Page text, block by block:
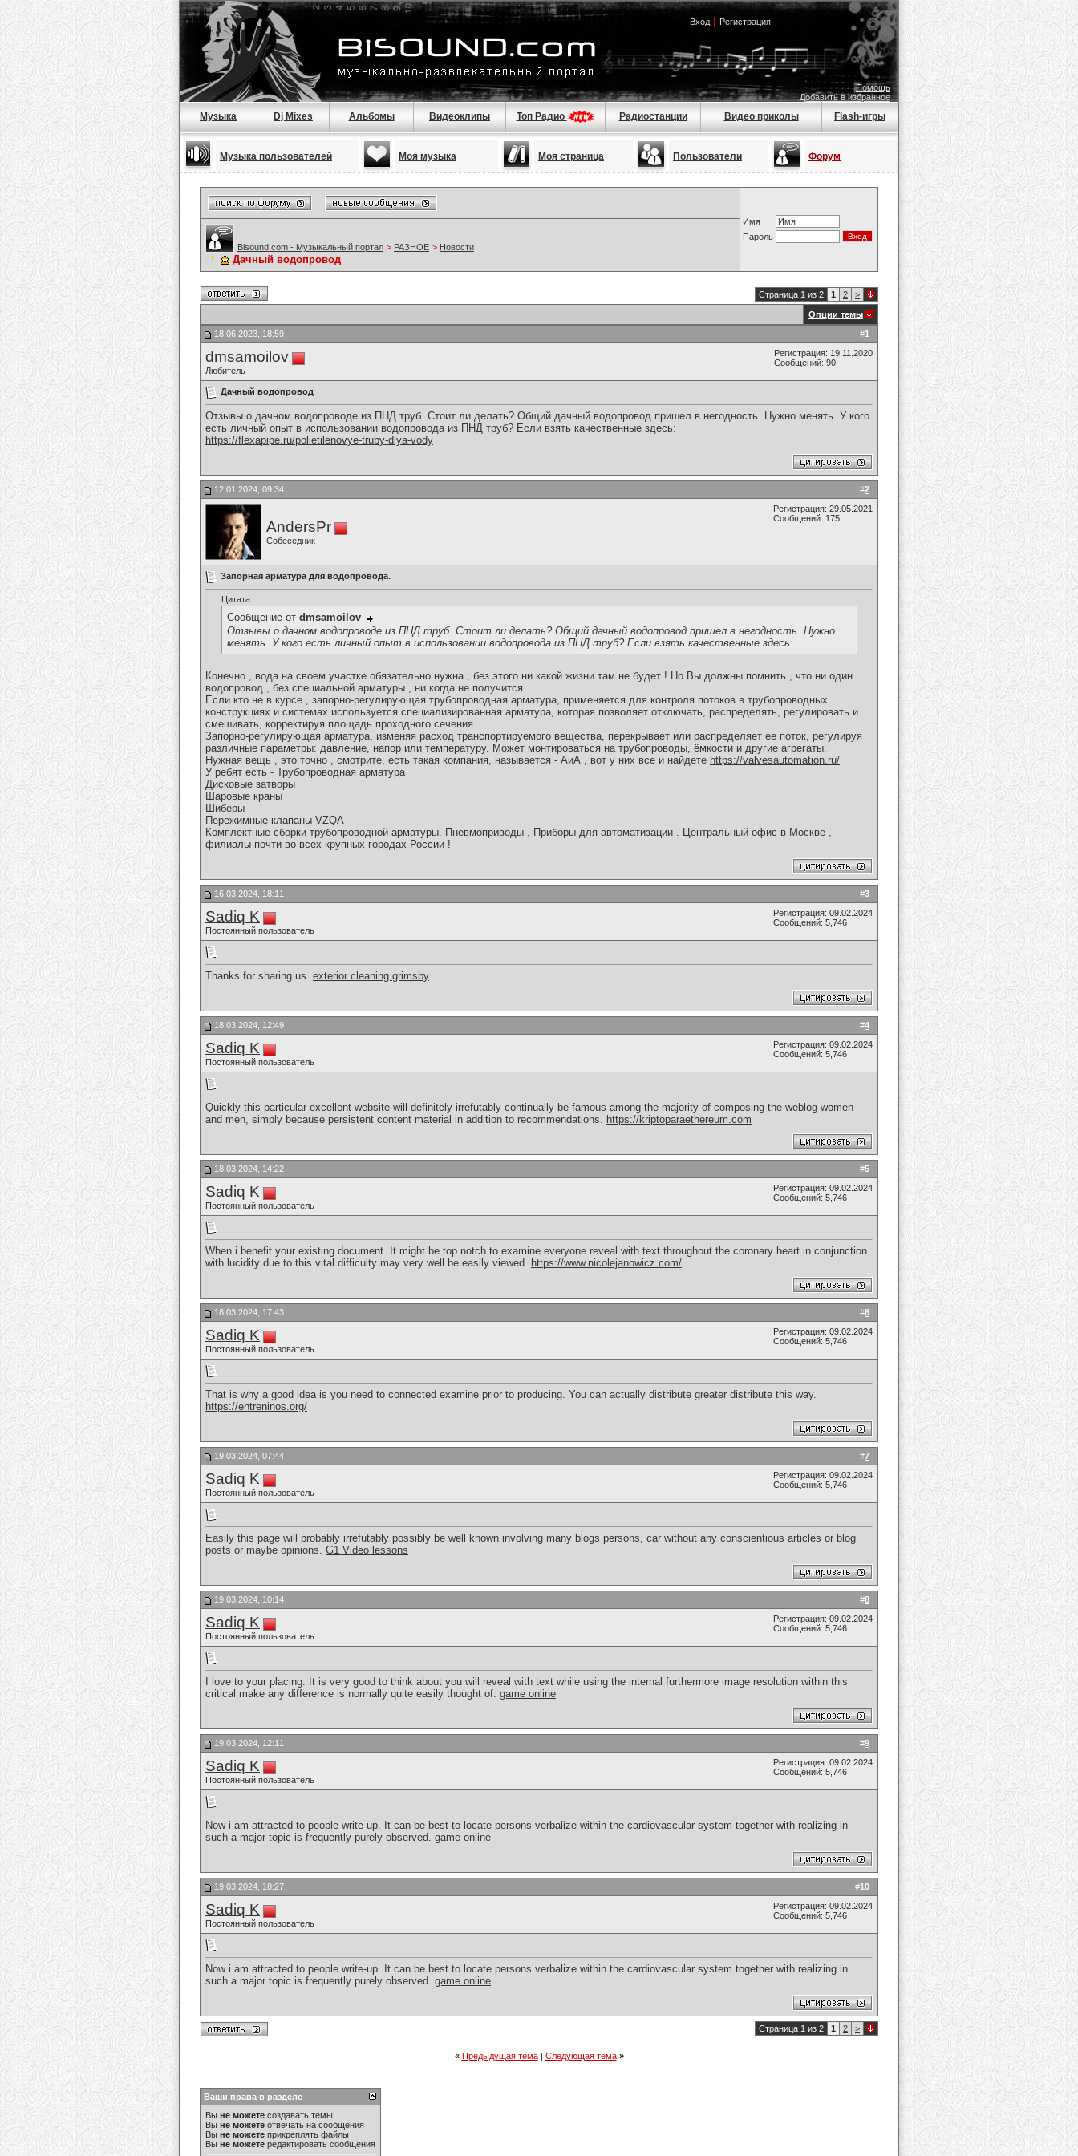
Вход| Регистрация
Помощь
Добавить в избранное
Музыка Dj Mixes Альбомы Видеоклипы Топ Радио Радиостанции Видео приколы Flash-игры
Музыка пользователей Моя музыка Моя страница Пользователи Форум
Имя
Пароль
Bisound.com - Музыкальный портал > РАЗНОЕ > Новости
Дачный водопровод
Страница 1 из 2 1 2 >
Опции темы
#1
18.06.2023, 18:59
dmsamoilov
Любитель
Регистрация: 19.11.2020
Сообщений: 90
Дачный водопровод
Отзывы о дачном водопроводе из ПНД труб. Стоит ли делать? Общий дачный водопровод пришел в негодность. Нужно менять. У кого
есть личный опыт в использовании водопровода из ПНД труб? Если взять качественные здесь:
https://flexapipe.ru/polietilenovye-truby-dlya-vody
#2
12.01.2024, 09:34
AndersPr
Собеседник
Регистрация: 29.05.2021
Сообщений: 175
Запорная арматура для водопровода.
Цитата:
Сообщение от dmsamoilov
Отзывы о дачном водопроводе из ПНД труб. Стоит ли делать? Общий дачный водопровод пришел в негодность. Нужно
менять. У кого есть личный опыт в использовании водопровода из ПНД труб? Если взять качественные здесь:
Конечно , вода на своем участке обязательно нужна , без этого ни какой жизни там не будет ! Но Вы должны помнить , что ни один
водопровод , без специальной арматуры , ни когда не получится .
Если кто не в курсе , запорно-регулирующая трубопроводная арматура, применяется для контроля потоков в трубопроводных
конструкциях и системах используется специализированная арматура, которая позволяет отключать, распределять, регулировать и
смешивать, корректируя площадь проходного сечения.
Запорно-регулирующая арматура, изменяя расход транспортируемого вещества, перекрывает или распределяет ее поток, регулируя
различные параметры: давление, напор или температуру. Может монтироваться на трубопроводы, ёмкости и другие агрегаты.
Нужная вещь , это точно , смотрите, есть такая компания, называется - АиА , вот у них все и найдете https://valvesautomation.ru/
У ребят есть - Трубопроводная арматура
Дисковые затворы
Шаровые краны
Шиберы
Пережимные клапаны VZQA
Комплектные сборки трубопроводной арматуры. Пневмоприводы , Приборы для автоматизации . Центральный офис в Москве ,
филиалы почти во всех крупных городах России !
#3
16.03.2024, 18:11
Sadiq K
Постоянный пользователь
Регистрация: 09.02.2024
Сообщений: 5,746
Thanks for sharing us. exterior cleaning grimsby
#4
18.03.2024, 12:49
Sadiq K
Постоянный пользователь
Регистрация: 09.02.2024
Сообщений: 5,746
Quickly this particular excellent website will definitely irrefutably continually be famous among the majority of composing the weblog women
and men, simply because persistent content material in addition to recommendations. https://kriptoparaethereum.com
#5
18.03.2024, 14:22
Sadiq K
Постоянный пользователь
Регистрация: 09.02.2024
Сообщений: 5,746
When i benefit your existing document. It might be top notch to examine everyone reveal with text throughout the coronary heart in conjunction
with lucidity due to this vital difficulty may very well be easily viewed. https://www.nicolejanowicz.com/
#6
18.03.2024, 17:43
Sadiq K
Постоянный пользователь
Регистрация: 09.02.2024
Сообщений: 5,746
That is why a good idea is you need to connected examine prior to producing. You can actually distribute greater distribute this way.
https://entreninos.org/
#7
19.03.2024, 07:44
Sadiq K
Постоянный пользователь
Регистрация: 09.02.2024
Сообщений: 5,746
Easily this page will probably irrefutably possibly be well known involving many blogs persons, car without any conscientious articles or blog
posts or maybe opinions. G1 Video lessons
#8
19.03.2024, 10:14
Sadiq K
Постоянный пользователь
Регистрация: 09.02.2024
Сообщений: 5,746
I love to your placing. It is very good to think about you will reveal with text while using the internal furthermore image resolution within this
critical make any difference is normally quite easily thought of. game online
#9
19.03.2024, 12:11
Sadiq K
Постоянный пользователь
Регистрация: 09.02.2024
Сообщений: 5,746
Now i am attracted to people write-up. It can be best to locate persons verbalize within the cardiovascular system together with realizing in
such a major topic is frequently purely observed. game online
#10
19.03.2024, 18:27
Sadiq K
Постоянный пользователь
Регистрация: 09.02.2024
Сообщений: 5,746
Now i am attracted to people write-up. It can be best to locate persons verbalize within the cardiovascular system together with realizing in
such a major topic is frequently purely observed. game online
Страница 1 из 2 1 2 >
« Предыдущая тема| Следующая тема »
Ваши права в разделе
Вы не можете создавать темы
Вы не можете отвечать на сообщения
Вы не можете прикреплять файлы
Вы не можете редактировать сообщения